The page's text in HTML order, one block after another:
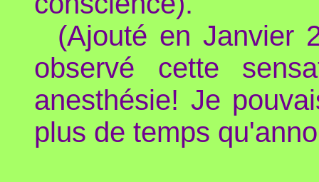
(Ajouté en Janvier
observé cette
anesthésie! Je
plus de temps